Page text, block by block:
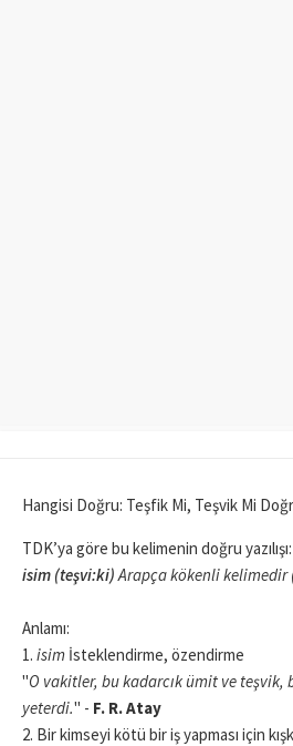
Hangisi Doğru: Teşfik Mi, Teşvik Mi Doğru
TDK’ya göre bu kelimenin doğru yazılışı:
isim (teşvi:ki)Arapça kökenli kelimedir
Anlamı:
1. isim İsteklendirme, özendirme
"O vakitler, bu kadarcık ümit ve teşvik,
yeterdi." - F. R. Atay
2. Bir kimseyi kötü bir iş yapması için